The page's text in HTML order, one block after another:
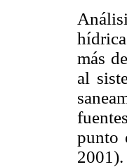
más
al
punto
2001).